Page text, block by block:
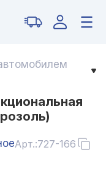
Арт.:727-166